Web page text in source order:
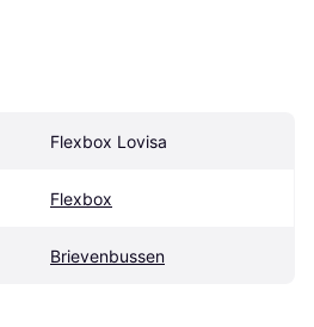
Flexbox Lovisa
Flexbox
Brievenbussen